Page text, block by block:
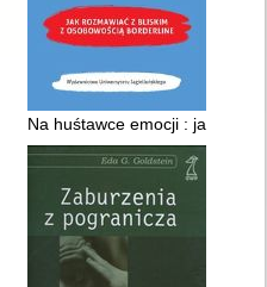
i wśród znajomych :
Na huśtawce emocji : jak